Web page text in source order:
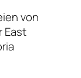
von
East